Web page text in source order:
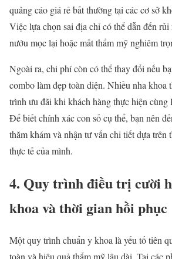
quảng cáo giá rẻ bất thường tại các cơ sở
Việc lựa chọn sai địa chỉ có thể dẫn đến
nướu mọc lại hoặc mất thẩm mỹ nghiêm
Ngoài ra, chi phí còn có thể thay đổi nếu
combo làm đẹp toàn diện. Nhiều nha khoa
trình ưu đãi khi khách hàng thực hiện cùng
Để biết chính xác con số cụ thể, bạn nên
thăm khám và nhận tư vấn chi tiết dựa trên
thực tế của mình.
4. Quy trình điều trị cười
khoa và thời gian hồi phục
Một quy trình chuẩn y khoa là yếu tố tiên
toàn và hiệu quả thẩm mỹ lâu dài. Tại các